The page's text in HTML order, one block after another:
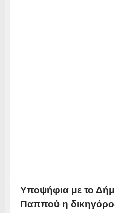
Υποψήφια με το
Παππού η